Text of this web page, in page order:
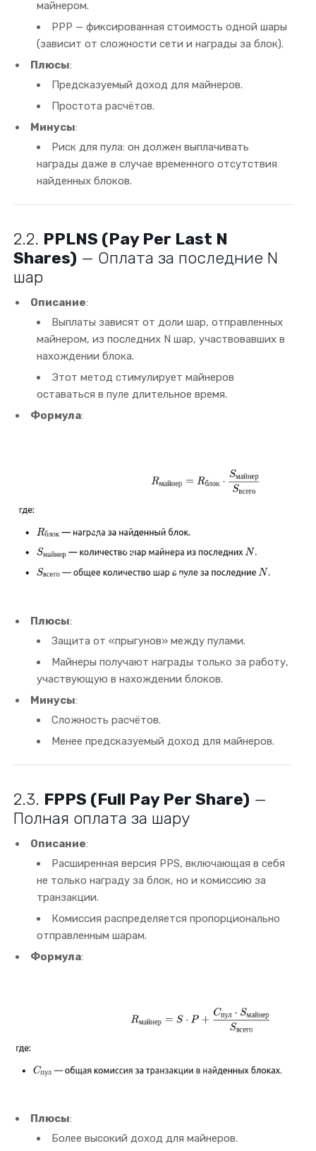
майнером.
PPP — фиксированная стоимость одной шары
(зависит от сложности сети и награды за блок).
Плюсы:
Предсказуемый доход для майнеров.
Простота расчётов.
Минусы:
Риск для пула: он должен выплачивать
награды даже в случае временного отсутствия
найденных блоков.
2.2. PPLNS (Pay Per Last N
Shares) — Оплата за последние N
шар
Описание:
Выплаты зависят от доли шар, отправленных
майнером, из последних N шар, участвовавших в
нахождении блока.
Этот метод стимулирует майнеров
оставаться в пуле длительное время.
Формула:
Плюсы:
Защита от «прыгунов» между пулами.
Майнеры получают награды только за работу,
участвующую в нахождении блоков.
Минусы:
Сложность расчётов.
Менее предсказуемый доход для майнеров.
2.3. FPPS (Full Pay Per Share) —
Полная оплата за шару
Описание:
Расширенная версия PPS, включающая в себя
не только награду за блок, но и комиссию за
транзакции.
Комиссия распределяется пропорционально
отправленным шарам.
Формула:
Плюсы:
Более высокий доход для майнеров.